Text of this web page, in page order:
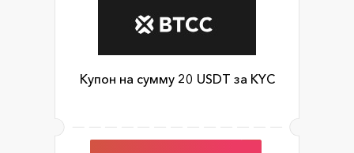
Купон на сумму 20 USDT за KYC